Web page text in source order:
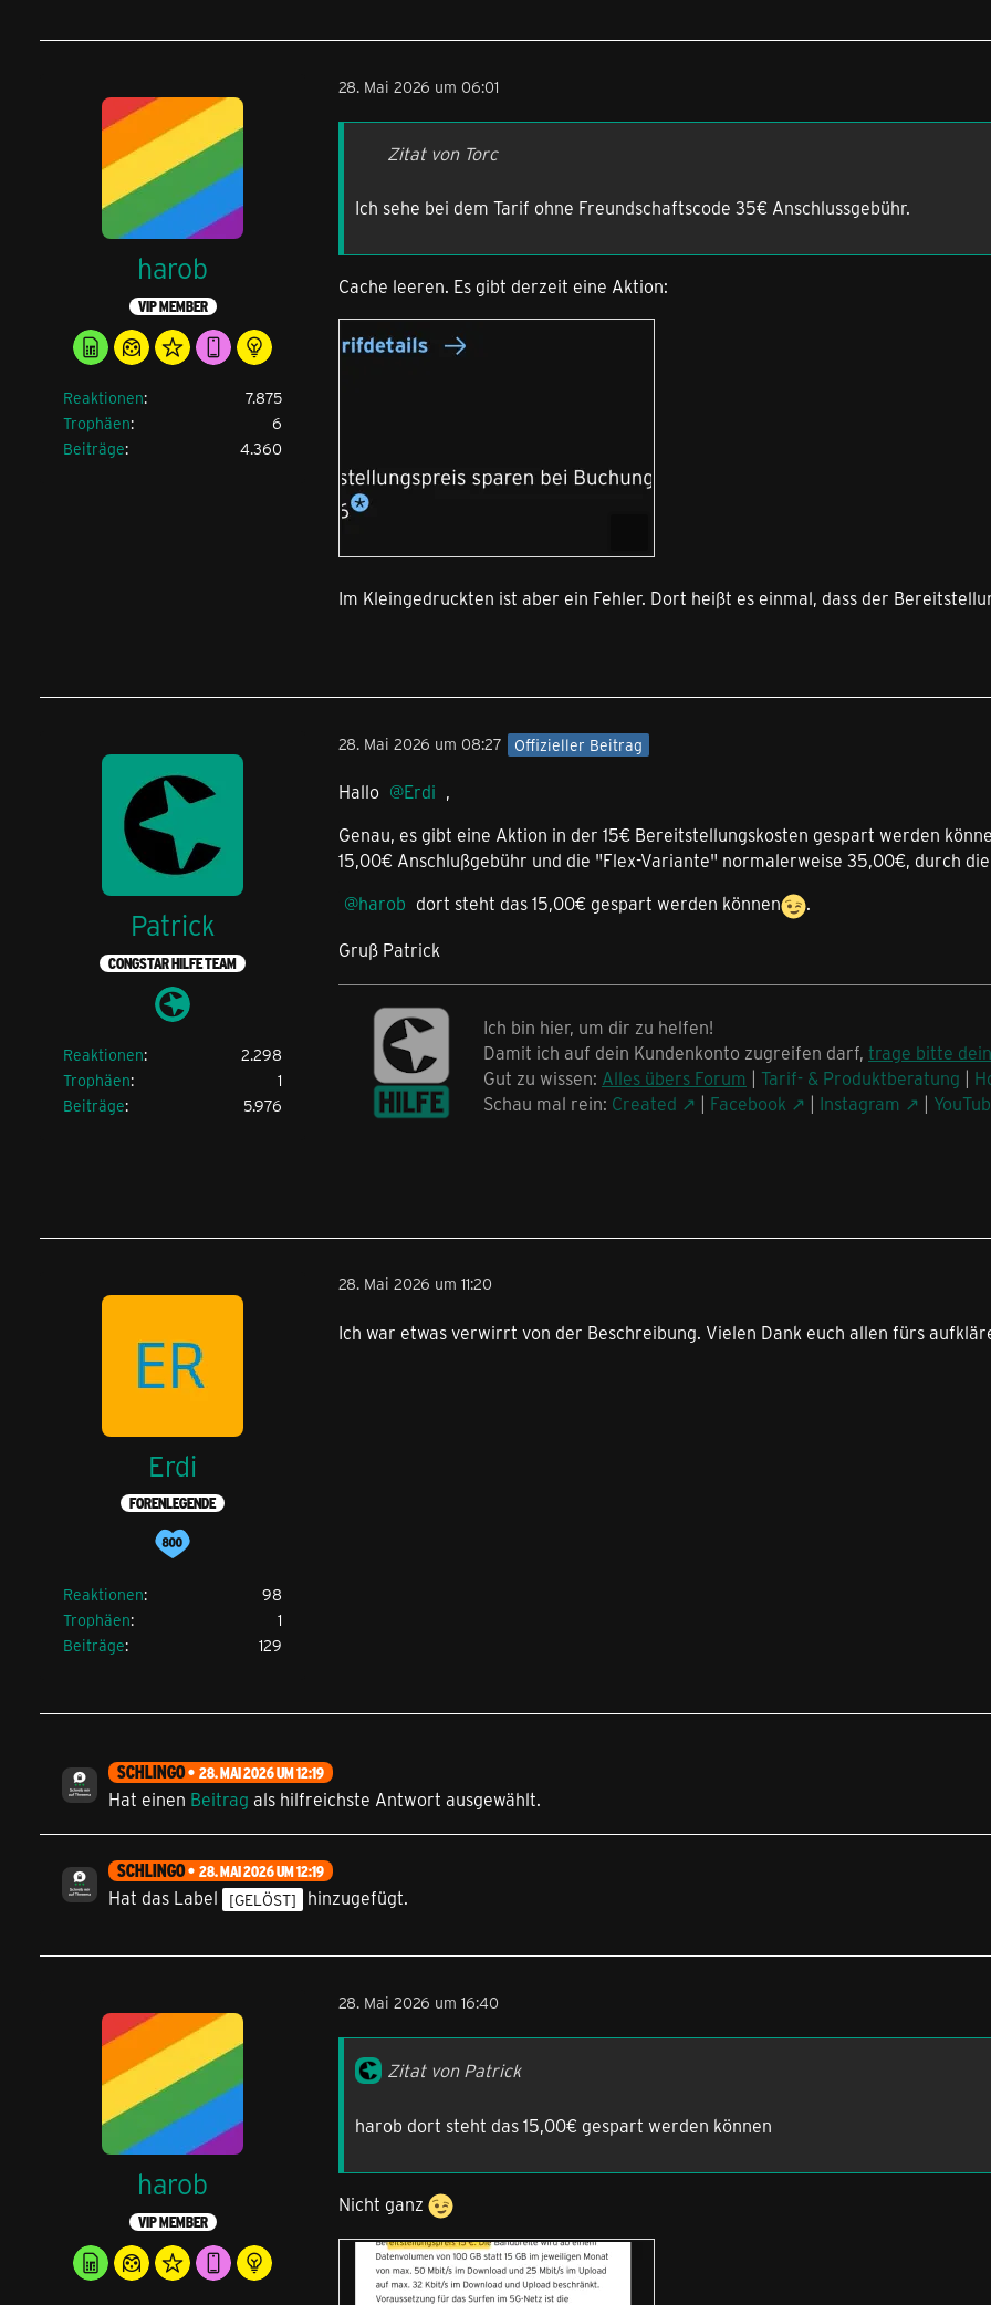
harob
VIP MEMBER
Reaktionen
7.875
Trophäen
6
Beiträge
4.360
28. Mai 2026 um 06:01
Zitat von Torc
Ich sehe bei dem Tarif ohne Freundschaftscode 35€ Anschlussgebühr.
Cache leeren. Es gibt derzeit eine Aktion:
Im Kleingedruckten ist aber ein Fehler. Dort heißt es einmal, dass der
Patrick
CONGSTAR HILFE TEAM
Reaktionen
2.298
Trophäen
1
Beiträge
5.976
28. Mai 2026 um 08:27 Offizieller Beitrag
Hallo Erdi ,
Genau, es gibt eine Aktion in der 15€ Bereitstellungskosten gespart werden
15,00€ Anschlußgebühr und die "Flex-Variante" normalerweise 35,00€, durch
harob dort steht das 15,00€ gespart werden können
.
Gruß Patrick
Ich bin hier, um dir zu helfen!
Damit ich auf dein Kundenkonto zugreifen darf, trage bitte
Gut zu wissen: Alles übers Forum | Tarif- & Produktberatung |
Schau mal rein: Created | Facebook | Instagram |
Erdi
FORENLEGENDE
Reaktionen
98
Trophäen
1
Beiträge
129
28. Mai 2026 um 11:20
Ich war etwas verwirrt von der Beschreibung. Vielen Dank euch allen fürs
SCHLINGO 28. MAI 2026 UM 12:19
Hat einen Beitrag als hilfreichste Antwort ausgewählt.
SCHLINGO 28. MAI 2026 UM 12:19
Hat das Label [GELÖST] hinzugefügt.
harob
VIP MEMBER
28. Mai 2026 um 16:40
Zitat von Patrick
harob dort steht das 15,00€ gespart werden können
Nicht ganz